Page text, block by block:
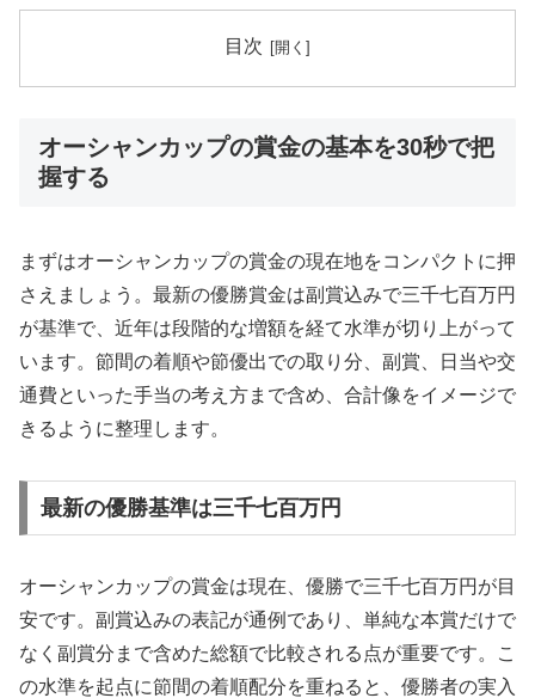
目次
オーシャンカップの賞金の基本を30秒で把
握する
まずはオーシャンカップの賞金の現在地をコンパクトに押
さえましょう。最新の優勝賞金は副賞込みで三千七百万円
が基準で、近年は段階的な増額を経て水準が切り上がって
います。節間の着順や節優出での取り分、副賞、日当や交
通費といった手当の考え方まで含め、合計像をイメージで
きるように整理します。
最新の優勝基準は三千七百万円
オーシャンカップの賞金は現在、優勝で三千七百万円が目
安です。副賞込みの表記が通例であり、単純な本賞だけで
なく副賞分まで含めた総額で比較される点が重要です。こ
の水準を起点に節間の着順配分を重ねると、優勝者の実入